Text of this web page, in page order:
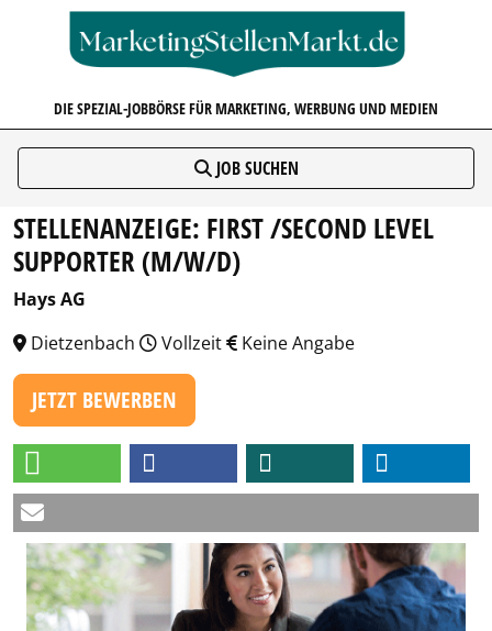
DIE SPEZIAL-JOBBÖRSE FÜR MARKETING, WERBUNG UND MEDIEN
JOB SUCHEN
STELLENANZEIGE: FIRST /SECOND LEVEL
SUPPORTER (M/W/D)
Hays AG
Dietzenbach
Vollzeit Keine Angabe
JETZT BEWERBEN